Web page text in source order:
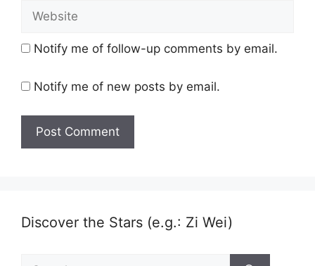
Website
Notify me of follow-up comments by email.
Notify me of new posts by email.
Discover the Stars (e.g.: Zi Wei)
Search